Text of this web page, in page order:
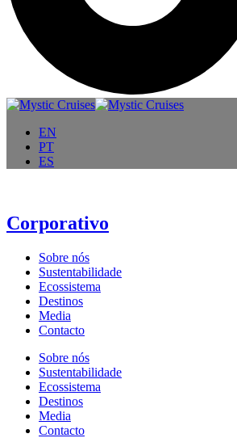
EN
PT
ES
Corporativo
Sobre nós
Sustentabilidade
Ecossistema
Destinos
Media
Contacto
Sobre nós
Sustentabilidade
Ecossistema
Destinos
Media
Contacto